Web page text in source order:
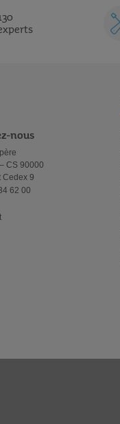
nous
CS 90000
Cedex 9
62 00